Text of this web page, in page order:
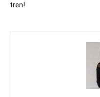
tren!